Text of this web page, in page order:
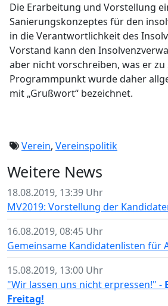
Die Erarbeitung und Vorstellung
Sanierungskonzeptes für den
in die Verantwortlichkeit des
Vorstand kann den
aber nicht vorschreiben, was er zu
Programmpunkt wurde daher
mit „Grußwort“ bezeichnet.
Verein, Vereinspolitik
Weitere News
18.08.2019, 13:39 Uhr
MV2019: Vorstellung der
16.08.2019, 08:45 Uhr
Gemeinsame Kandidatenlisten für
15.08.2019, 13:00 Uhr
"Wir lassen uns nicht erpressen!" -
Freitag!